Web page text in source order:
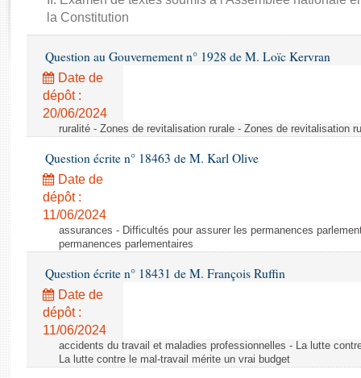
Rapports d'enquête
Rapports législatifs
Baromètre de l’application des lois
Dossiers législatifs
Budget et sécurité sociale
la Constitution
Question au Gouvernement n° 1928 de M. Loïc Kervran
Date de
dépôt :
20/06/2024
ruralité - Zones de revitalisation rurale - Zones de revitalisation
Question écrite n° 18463 de M. Karl Olive
Date de
dépôt :
11/06/2024
assurances - Difficultés pour assurer les permanences
permanences parlementaires
Question écrite n° 18431 de M. François Ruffin
Date de
dépôt :
11/06/2024
accidents du travail et maladies professionnelles - La lutte
La lutte contre le mal-travail mérite un vrai budget